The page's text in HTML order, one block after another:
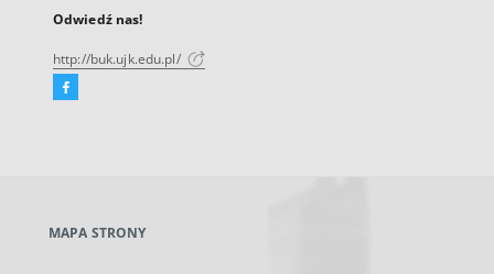
Odwiedź nas!
http://buk.ujk.edu.pl/
Facebook
karcie
MAPA STRONY